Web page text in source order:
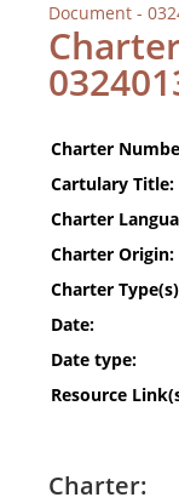
Document -
Charter
Cartulary Title:
Charter
Charter Origin:
Charter
Date:
Date type:
Resource
Charter: